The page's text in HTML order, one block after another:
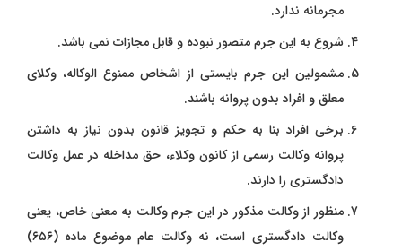
مجرمانه ندارد.
شروع به این جرم متصور نبوده و قابل مجازات نمی باشد.
مشمولین این جرم بایستی از اشخاص ممنوع الوکاله، وکلای
معلق و افراد بدون پروانه باشند.
برخی افراد بنا به حکم و تجویز قانون بدون نیاز به داشتن
پروانه وکالت رسمی از کانون وکلاء، حق مداخله در عمل وکالت
دادگستری را دارند.
منظور از وکالت مذکور در این جرم وکالت به معنی خاص، یعنی
وکالت دادگستری است، نه وکالت عام موضوع ماده (۶۵۶)